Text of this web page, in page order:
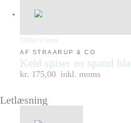
Tilføj til kurv
AF STRAARUP & CO
Keld spiser en spand
kr. 175,00 inkl. moms
Letlæsning